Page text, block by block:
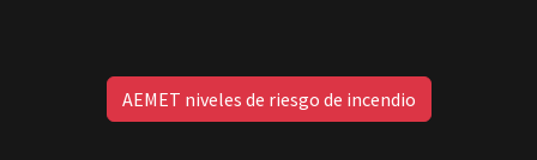
AEMET niveles de riesgo de incendio